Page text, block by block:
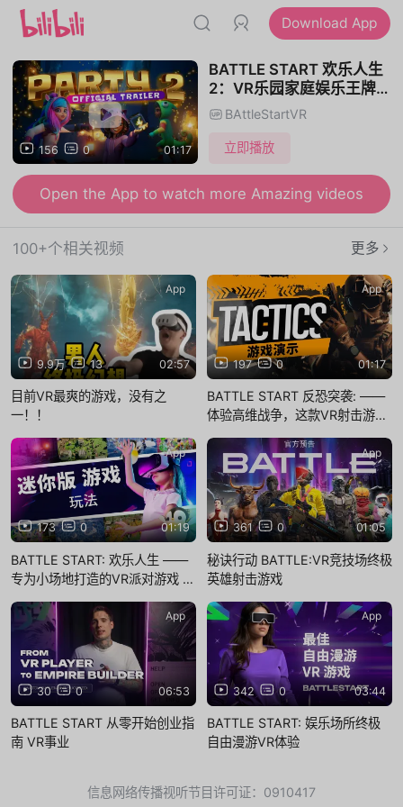
Download App
156 0 01:17
BATTLE START 欢乐人生
2：VR乐园家庭娱乐王牌体
验（2025版）
BAttleStartVR
立即播放
Open the App to watch more Amazing videos
100+个相关视频 更多
9.9万 13 02:57
App
目前VR最爽的游戏，没有之
一！！
197 0 01:17
App
BATTLE START 反恐突袭: ——
体验高维战争，这款VR射击游戏
173 0 01:19
App
BATTLE START: 欢乐人生 ——
专为小场地打造的VR派对游戏 |
361 0 01:05
App
秘诀行动 BATTLE:VR竞技场终极
英雄射击游戏
30 0 06:53
App
BATTLE START 从零开始创业指
南 VR事业
342 0 03:44
App
BATTLE START: 娱乐场所终极
自由漫游VR体验
信息网络传播视听节目许可证：0910417